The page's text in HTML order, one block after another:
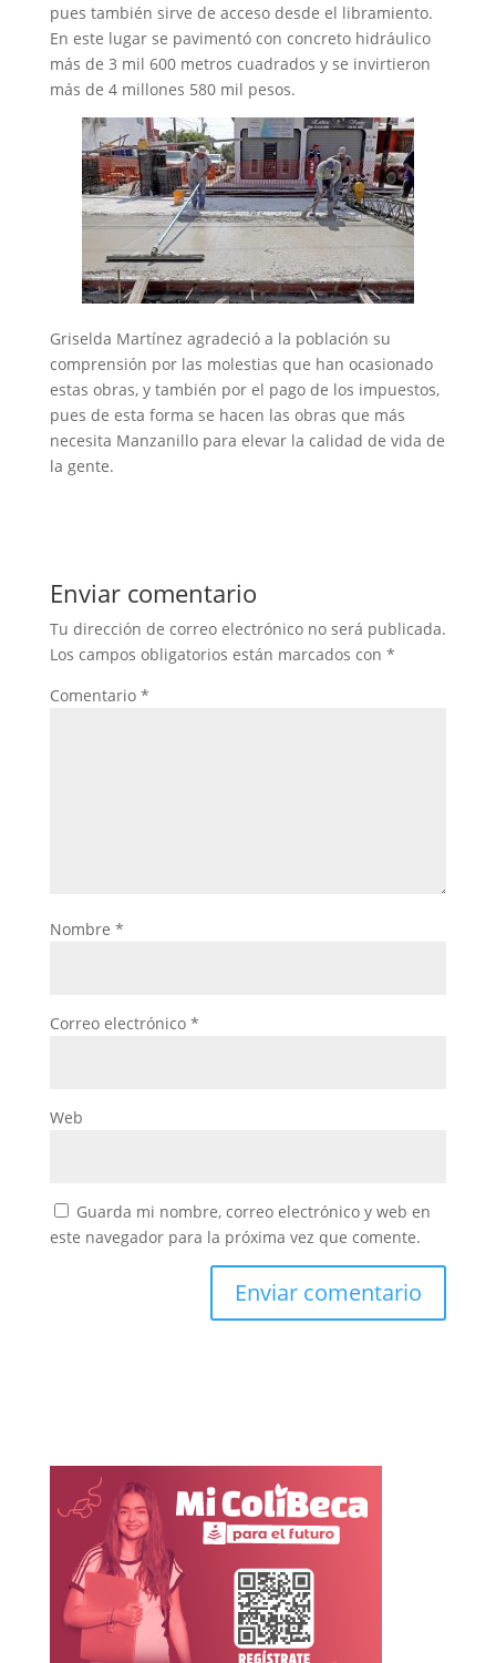
pues también sirve de acceso desde el libramiento.
En este lugar se pavimentó con concreto hidráulico
más de 3 mil 600 metros cuadrados y se invirtieron
más de 4 millones 580 mil pesos.
Griselda Martínez agradeció a la población su
comprensión por las molestias que han ocasionado
estas obras, y también por el pago de los impuestos,
pues de esta forma se hacen las obras que más
necesita Manzanillo para elevar la calidad de vida de
la gente.
Enviar comentario
Tu dirección de correo electrónico no será publicada.
Los campos obligatorios están marcados con *
Comentario *
Nombre *
Correo electrónico *
Web
Guarda mi nombre, correo electrónico y web en
este navegador para la próxima vez que comente.